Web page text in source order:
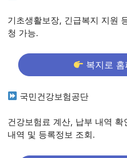
기초생활보장, 긴급복지 지원
청 가능.
복지로 홈
국민건강보험공단
건강보험료 계산, 납부 내역 확
내역 및 등록정보 조회.